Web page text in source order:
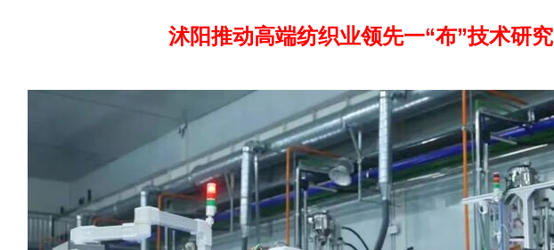
沭阳推动高端纺织业领先一“布”技术研究